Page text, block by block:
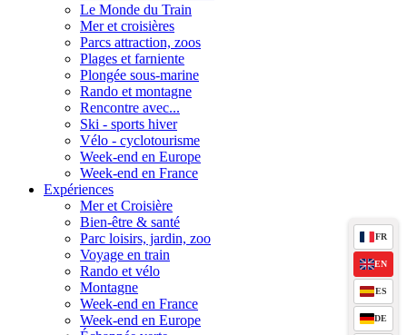
Le Monde du Train
Mer et croisières
Parcs attraction, zoos
Plages et farniente
Plongée sous-marine
Rando et montagne
Rencontre avec...
Ski - sports hiver
Vélo - cyclotourisme
Week-end en Europe
Week-end en France
Expériences
Mer et Croisière
Bien-être & santé
Parc loisirs, jardin, zoo
Voyage en train
Rando et vélo
Montagne
Week-end en France
Week-end en Europe
FR
EN
ES
DE